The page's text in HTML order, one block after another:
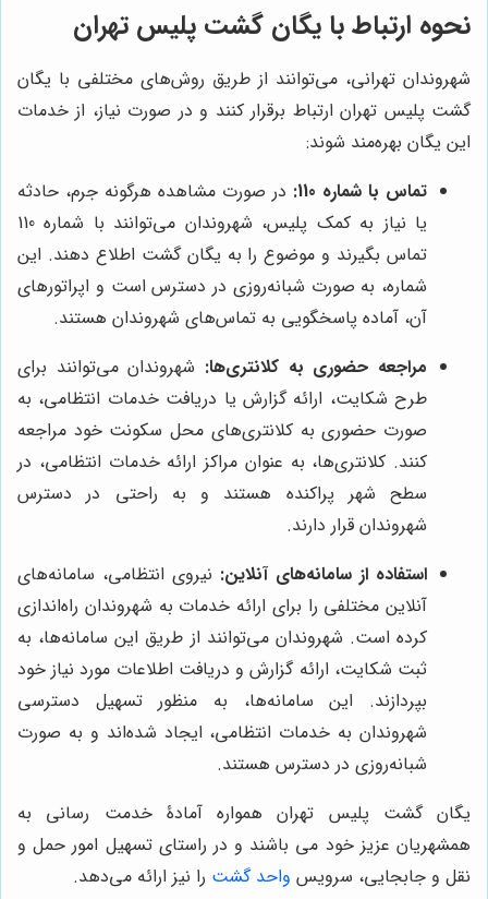
نحوه ارتباط با یگان گشت پلیس تهران
شهروندان تهرانی، می‌توانند از طریق روش‌های مختلفی با یگان
گشت پلیس تهران ارتباط برقرار کنند و در صورت نیاز، از خدمات
این یگان بهره‌مند شوند:
تماس با شماره 110:
در صورت مشاهده هرگونه جرم، حادثه
یا نیاز به کمک پلیس، شهروندان می‌توانند با شماره 110
تماس بگیرند و موضوع را به یگان گشت اطلاع دهند. این
شماره، به صورت شبانه‌روزی در دسترس است و اپراتورهای
آن، آماده پاسخگویی به تماس‌های شهروندان هستند.
مراجعه حضوری به کلانتری‌ها: شهروندان می‌توانند برای
طرح شکایت، ارائه گزارش یا دریافت خدمات انتظامی، به
صورت حضوری به کلانتری‌های محل سکونت خود مراجعه
کنند. کلانتری‌ها، به عنوان مراکز ارائه خدمات انتظامی، در
سطح شهر پراکنده هستند و به راحتی در دسترس
شهروندان قرار دارند.
استفاده از سامانه‌های آنلاین: نیروی انتظامی، سامانه‌های
آنلاین مختلفی را برای ارائه خدمات به شهروندان راه‌اندازی
کرده است. شهروندان می‌توانند از طریق این سامانه‌ها، به
ثبت شکایت، ارائه گزارش و دریافت اطلاعات مورد نیاز خود
بپردازند. این سامانه‌ها، به منظور تسهیل دسترسی
شهروندان به خدمات انتظامی، ایجاد شده‌اند و به صورت
شبانه‌روزی در دسترس هستند.
یگان گشت پلیس تهران همواره آمادۀ خدمت رسانی به
همشهریان عزیز خود می باشند و در راستای تسهیل امور حمل و
نقل و جابجایی، سرویس واحد گشت را نیز ارائه می‌دهد.